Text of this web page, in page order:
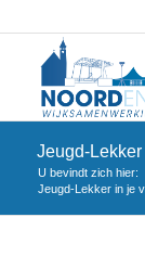
Jeugd-
U bevindt zich hier:
Jeugd-Lekker in je